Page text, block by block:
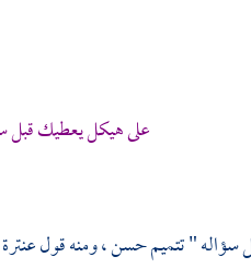
على هيكل يعطيك قبل
سؤاله " تتميم حسن ، ومنه قولعنترة